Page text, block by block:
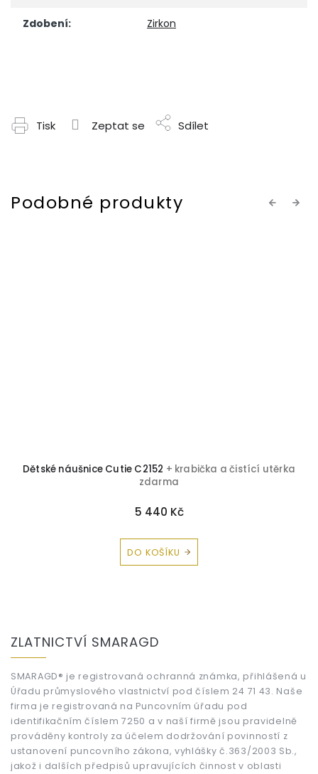
Zdobení: Zirkon
Tisk Zeptat se Sdílet
Previous
Dětské náušnice Cutie C2152 + krabička a čistící utěrka
zdarma
5 440 Kč
DO KOŠÍKU
Next
ZLATNICTVÍ SMARAGD
SMARAGD® je registrovaná ochranná známka, přihlášená u
Úřadu průmyslového vlastnictví pod číslem 24 71 43. Naše
firma je registrovaná na Puncovním úřadu pod
identifikačním číslem 7250 a v naší firmě jsou pravidelně
prováděny kontroly za účelem dodržování povinností z
ustanovení puncovního zákona, vyhlášky č.363/2003 Sb.,
jakož i dalších předpisů upravujících činnost v oblasti